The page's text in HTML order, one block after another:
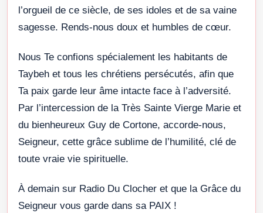
l’orgueil de ce siècle, de ses idoles et de sa vaine
sagesse. Rends-nous doux et humbles de cœur.
Nous Te confions spécialement les habitants de
Taybeh et tous les chrétiens persécutés, afin que
Ta paix garde leur âme intacte face à l’adversité.
Par l’intercession de la Très Sainte Vierge Marie et
du bienheureux Guy de Cortone, accorde-nous,
Seigneur, cette grâce sublime de l’humilité, clé de
toute vraie vie spirituelle.
À demain sur Radio Du Clocher et que la Grâce du
Seigneur vous garde dans sa PAIX !